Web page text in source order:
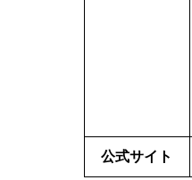
公式サイト